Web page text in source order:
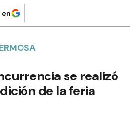
en
se realizó
de la feria